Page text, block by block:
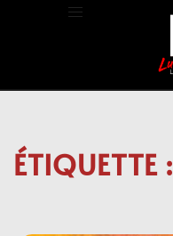
ÉTIQUETTE :